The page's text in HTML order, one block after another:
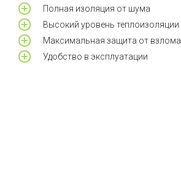
Полная изоляция от шума
Высокий уровень теплоизоляции
Максимальная защита от взлома
Удобство в эксплуатации